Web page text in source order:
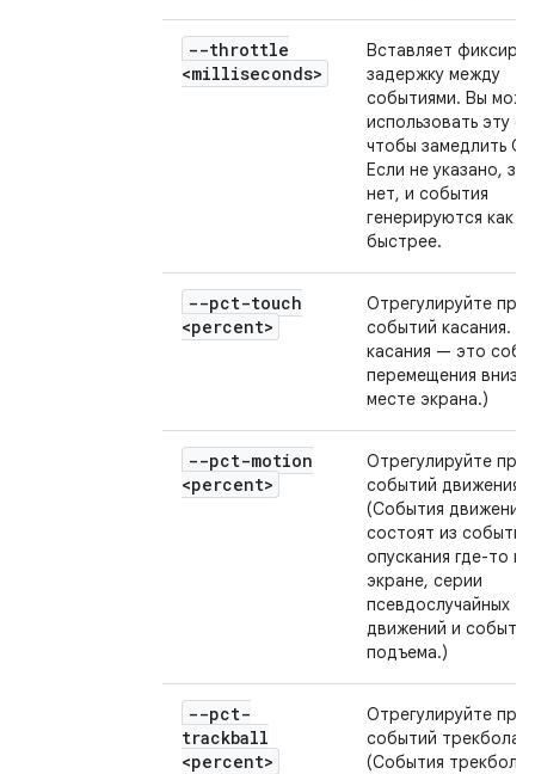
--throttle
<milliseconds>
Вставляет
задержку между
событиями. Вы
использовать эту
чтобы замедлить
Если не указано,
нет, и события
генерируются как
быстрее.
--pct-touch
<percent>
Отрегулируйте
событий касания.
касания — это
перемещения вниз
месте экрана.)
--pct-motion
<percent>
Отрегулируйте
событий движения.
(События движения
состоят из события
опускания где-то на
экране, серии
псевдослучайных
движений и события
подъема.)
--pct-
trackball
<percent>
Отрегулируйте
событий трекбола.
(События трекбола